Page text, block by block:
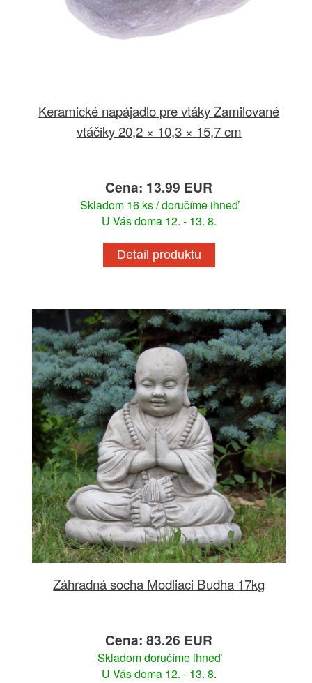
Keramické napájadlo pre vtáky Zamilované
vtáčiky 20,2 × 10,3 × 15,7 cm
Cena: 13.99 EUR
Skladom 16 ks / doručíme ihneď
U Vás doma 12. - 13. 8.
Detail produktu
Záhradná socha Modliaci Budha 17kg
Cena: 83.26 EUR
Skladom doručíme ihneď
U Vás doma 12. - 13. 8.